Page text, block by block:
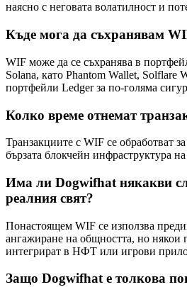
наясно с неговата волатилност и
Къде мога да съхранявам
WIF може да се съхранява в
Solana, като Phantom Wallet, Solflare
портфейли Ledger за по-голяма
Колко време отнемат
Транзакциите с WIF се обработват
бързата блокчейн инфраструктура
Има ли Dogwifhat някакви
реалния свят?
Понастоящем WIF се използва
ангажиране на общността, но някои
интегрират в НФТ или игрови
Защо Dogwifhat е толкова